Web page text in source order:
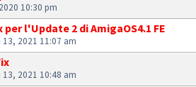
10:30 pm
l'Update 2 di AmigaOS4.1 FE
13, 2021 11:07 am
13, 2021 10:48 am